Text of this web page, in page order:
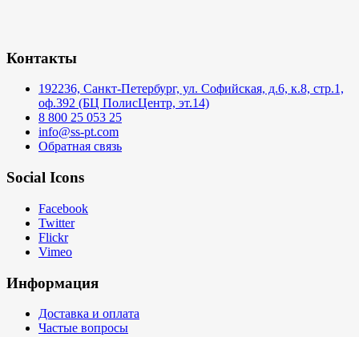
Контакты
192236, Санкт-Петербург, ул. Софийская, д.6, к.8, стр.1,
оф.392 (БЦ ПолисЦентр, эт.14)
8 800 25 053 25
info@ss-pt.com
Обратная связь
Social Icons
Facebook
Twitter
Flickr
Vimeo
Информация
Доставка и оплата
Частые вопросы